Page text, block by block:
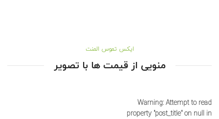
ایکس تموس المنت
منویی از قیمت ها با تصویر
Warning: Attempt to read
property "post_title" on null in